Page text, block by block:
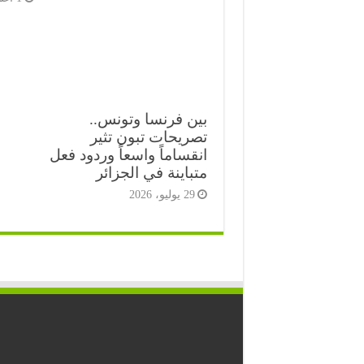
بين فرنسا وتونس..
تصريحات تبون تثير
انقساماً واسعاً وردود فعل
متباينة في الجزائر
29 يوليو، 2026